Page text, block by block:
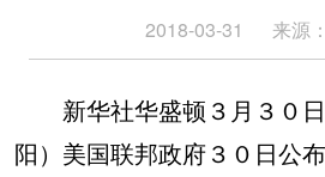
2018-03-31 来源：
新华社华盛顿３月３０
阳）美国联邦政府３０日公